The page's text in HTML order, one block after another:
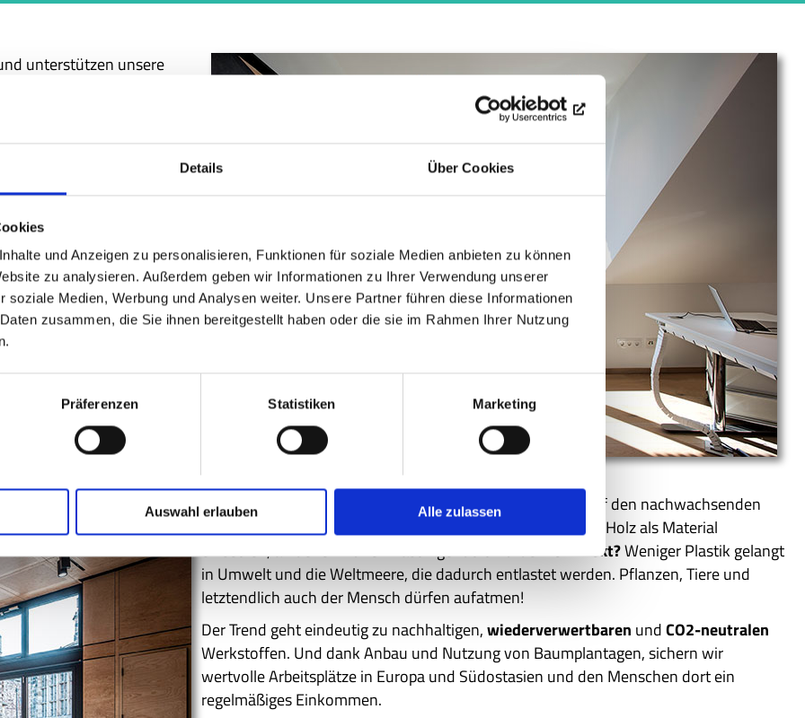
Details Über Cookies
und Anzeigen zu personalisieren, Funktionen für soziale Medien anbieten zu können
zu analysieren. Außerdem geben wir Informationen zu Ihrer Verwendung unserer
soziale Medien, Werbung und Analysen weiter. Unsere Partner führen diese Informationen
zusammen, die Sie ihnen bereitgestellt haben oder die sie im Rahmen Ihrer Nutzung
Präferenzen Statistiken Marketing
Auswahl erlauben Alle zulassen
unterstützen unsere
Expertise und
und
von Sägespänen und
das Team derBodächtel
Gespür für die Nutzung
in unserer Gesellschaft.
führt dazu, dass sich der
eine gesunde Erde
verbessert!
Es gibt in dieser Zeit keinen dringlicheren Grund, ab jetzt auf den nachwachsenden
RohstoffHolzzu setzen: Lassen Sie uns alle an den Stellen Holz als Material
einsetzen, an denen früher Plastik genutzt wurde.Der Effekt?Weniger Plastik gelangt
in Umwelt und die Weltmeere, die dadurch entlastet werden. Pflanzen, Tiere und
letztendlich auch der Mensch dürfen aufatmen!
Der Trend geht eindeutig zu nachhaltigen,wiederverwertbaren undCO2-neutralen
Werkstoffen. Und dank Anbau und Nutzung von Baumplantagen, sichern wir
wertvolle Arbeitsplätze in Europa und Südostasien und den Menschen dort ein
regelmäßiges Einkommen.